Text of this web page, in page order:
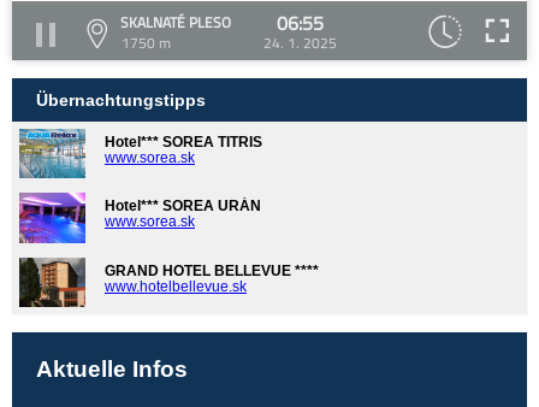
SKALNATÉ PLESO
1750 m
06:55
24. 1. 2025
Übernachtungstipps
Hotel*** SOREA TITRIS
www.sorea.sk
Hotel*** SOREA URÁN
www.sorea.sk
GRAND HOTEL BELLEVUE ****
www.hotelbellevue.sk
Aktuelle Infos